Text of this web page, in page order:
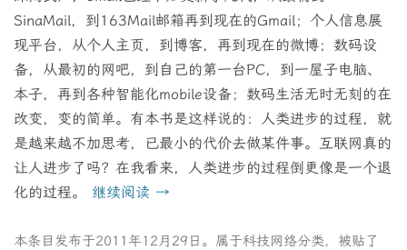
SinaMail，到163Mail邮箱再到现在的Gmail；个人信息展
现平台，从个人主页，到博客，再到现在的微博；数码设
备，从最初的网吧，到自己的第一台PC，到一屋子电脑、
本子，再到各种智能化mobile设备；数码生活无时无刻的在
改变，变的简单。有本书是这样说的：人类进步的过程，就
是越来越不加思考，已最小的代价去做某件事。互联网真的
让人进步了吗？在我看来，人类进步的过程倒更像是一个退
化的过程。 继续阅读 →
本条目发布于2011年12月29日 。属于科技网络分类，被贴了